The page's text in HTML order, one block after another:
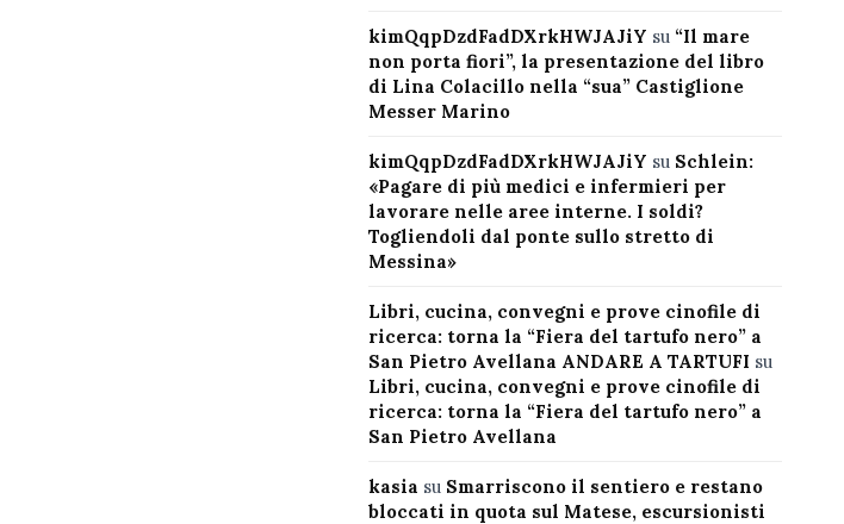
kimQqpDzdFadDXrkHWJAJiY su “Il mare
non porta fiori”, la presentazione del libro
di Lina Colacillo nella “sua” Castiglione
Messer Marino
kimQqpDzdFadDXrkHWJAJiY su Schlein:
«Pagare di più medici e infermieri per
lavorare nelle aree interne. I soldi?
Togliendoli dal ponte sullo stretto di
Messina»
Libri, cucina, convegni e prove cinofile di
ricerca: torna la “Fiera del tartufo nero” a
San Pietro Avellana ANDARE A TARTUFI su
Libri, cucina, convegni e prove cinofile di
ricerca: torna la “Fiera del tartufo nero” a
San Pietro Avellana
kasia su Smarriscono il sentiero e restano
bloccati in quota sul Matese, escursionisti